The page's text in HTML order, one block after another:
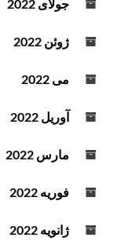
جولای 2022
ژوئن 2022
می 2022
آوریل 2022
مارس 2022
فوریه 2022
ژانویه 2022